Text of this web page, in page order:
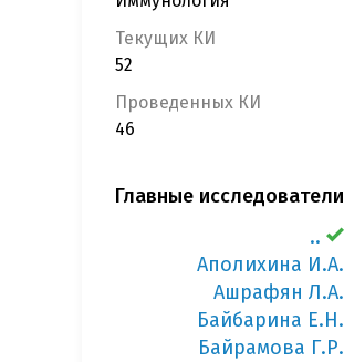
Текущих КИ
52
Проведенных КИ
46
Главные исследователи
..
Аполихина И.А.
Ашрафян Л.А.
Байбарина Е.Н.
Байрамова Г.Р.